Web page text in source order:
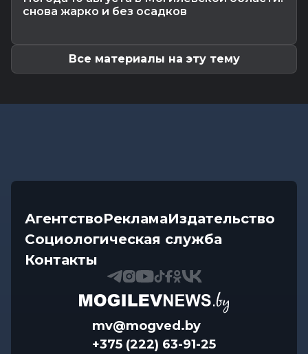
Что приготовили звезды на 9 августа:
снова жарко и без осадков
Все материалы на эту тему
АгентствоРекламаИздательство
Социологическая служба
Контакты
mv@mogved.by
+375 (222) 63-91-25